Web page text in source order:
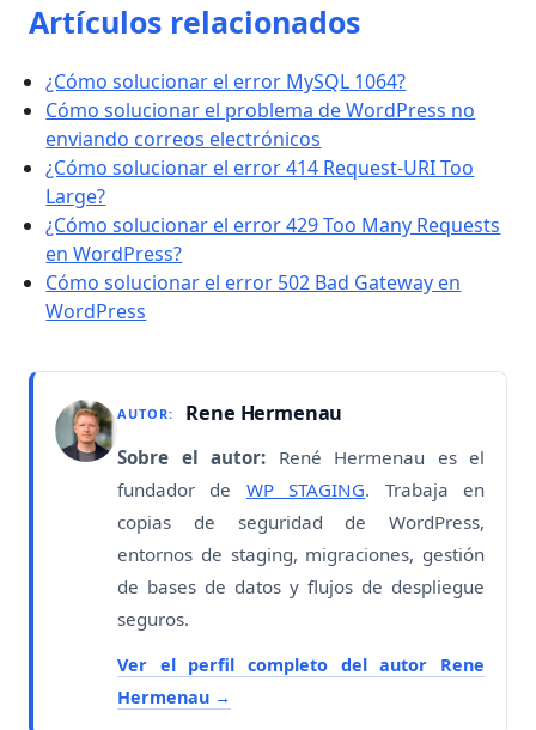
Artículos relacionados
¿Cómo solucionar el error MySQL 1064?
Cómo solucionar el problema de WordPress no
enviando correos electrónicos
¿Cómo solucionar el error 414 Request-URI Too
Large?
¿Cómo solucionar el error 429 Too Many Requests
en WordPress?
Cómo solucionar el error 502 Bad Gateway en
WordPress
AUTOR: Rene Hermenau
Sobre el autor: René Hermenau es el
fundador de WP STAGING. Trabaja en
copias de seguridad de WordPress,
entornos de staging, migraciones, gestión
de bases de datos y flujos de despliegue
seguros.
Ver el perfil completo del autor Rene
Hermenau